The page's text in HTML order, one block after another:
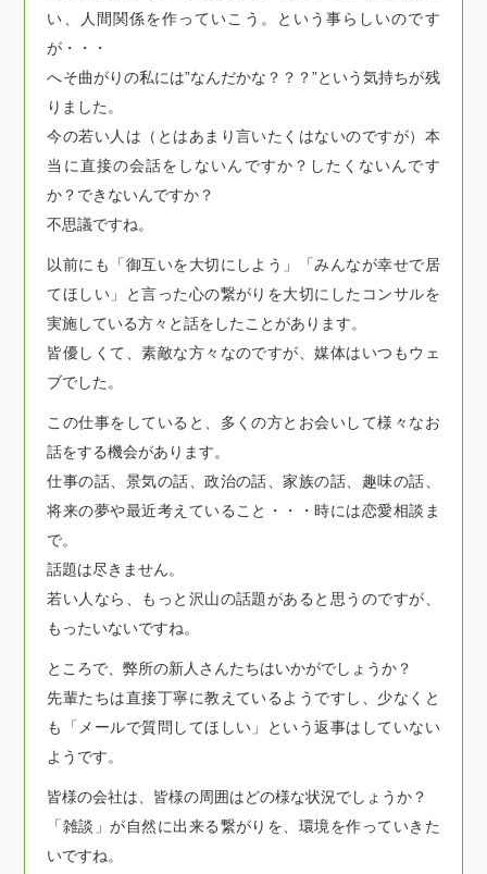
い、人間関係を作っていこう。という事らしいのです
が・・・
へそ曲がりの私には”なんだかな？？？”という気持ちが残
りました。
今の若い人は（とはあまり言いたくはないのですが）本
当に直接の会話をしないんですか？したくないんです
か？できないんですか？
不思議ですね。
以前にも「御互いを大切にしよう」「みんなが幸せで居
てほしい」と言った心の繋がりを大切にしたコンサルを
実施している方々と話をしたことがあります。
皆優しくて、素敵な方々なのですが、媒体はいつもウェ
ブでした。
この仕事をしていると、多くの方とお会いして様々なお
話をする機会があります。
仕事の話、景気の話、政治の話、家族の話、趣味の話、
将来の夢や最近考えていること・・・時には恋愛相談ま
で。
話題は尽きません。
若い人なら、もっと沢山の話題があると思うのですが、
もったいないですね。
ところで、弊所の新人さんたちはいかがでしょうか？
先輩たちは直接丁寧に教えているようですし、少なくと
も「メールで質問してほしい」という返事はしていない
ようです。
皆様の会社は、皆様の周囲はどの様な状況でしょうか？
「雑談」が自然に出来る繋がりを、環境を作っていきた
いですね。